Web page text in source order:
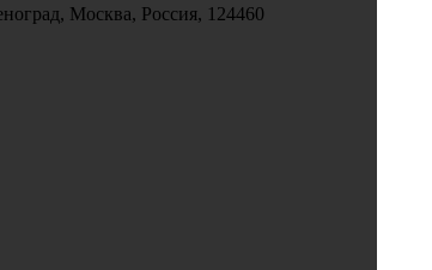
Москва, Россия, 124460